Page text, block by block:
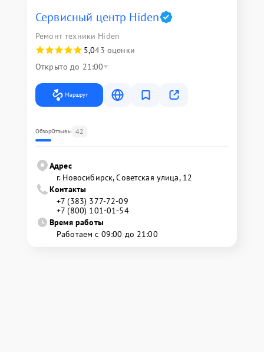
Сервисный центр Hiden
Ремонт техники Hiden
5,043 оценки
Открыто до 21:00
Маршрут
ОбзорОтзывы 42
Адрес
г. Новосибирск, Советская улица, 12
Контакты
+7 (383) 377-72-09
+7 (800) 101-01-54
Время работы
Работаем с 09:00 до 21:00